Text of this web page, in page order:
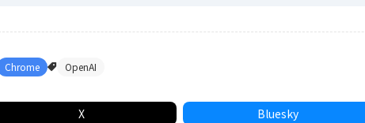
Chrome OpenAI
X Bluesky